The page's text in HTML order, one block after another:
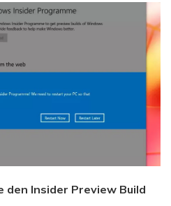
den Insider Preview Build